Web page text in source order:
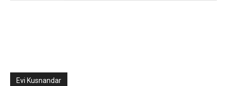
Evi Kusnandar